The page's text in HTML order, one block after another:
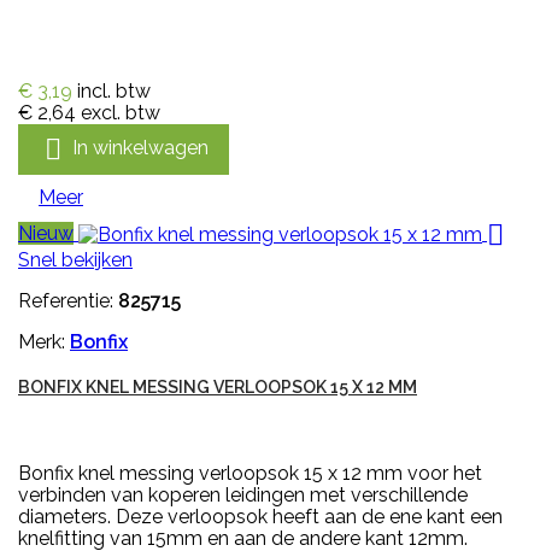
€ 3,19 incl. btw
€ 2,64 excl. btw
 In winkelwagen
Meer
Nieuw

Snel bekijken
Referentie: 825715
Merk: Bonfix
BONFIX KNEL MESSING VERLOOPSOK 15 X 12 MM
Bonfix knel messing verloopsok 15 x 12 mm voor het
verbinden van koperen leidingen met verschillende
diameters. Deze verloopsok heeft aan de ene kant een
knelfitting van 15mm en aan de andere kant 12mm.